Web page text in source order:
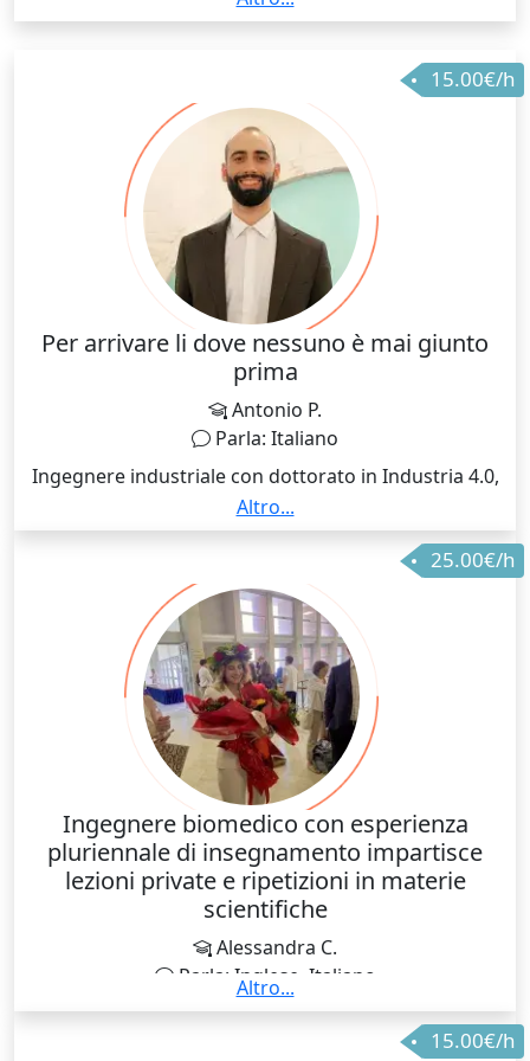
ripetizioni di matematica e fisica per studenti delle
chiaro, efficace e personalizzato. Da oltre 10 anni
aiuto gli studenti a superare difficoltà, recuperare
voti e affrontare esami con sicurezza.
15.00€/h
Per arrivare li dove nessuno è mai giunto
prima
Antonio P.
Parla: Italiano
Ingegnere industriale con dottorato in Industria 4.0,
con un forte background nella ricerca applicata su
tecnologie avanzate. Accanto all’attività di ricerca,
insegno informatica nella scuola superiore, portando
in aula un approccio pratico e concreto al digitale.
Unisco quindi innovazione, capacità di spiegare
concetti complessi e passione per la tecnologia
applicata.
Altro...
25.00€/h
Ingegnere biomedico con esperienza
pluriennale di insegnamento impartisce
lezioni private e ripetizioni in materie
scientifiche
Alessandra C.
Parla: Inglese, Italiano
Esperienza da più di 6 anni nel campo delle ripetizioni
in tutte le materie scientifiche fino a livello
Altro...
15.00€/h